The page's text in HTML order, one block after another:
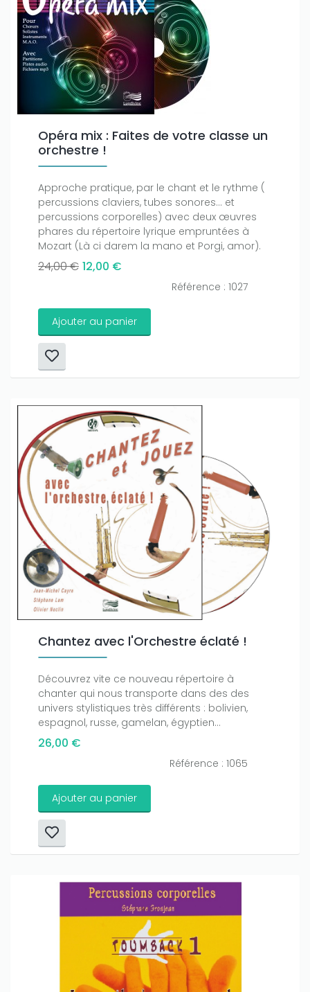
Opéra mix : Faites de votre classe un
orchestre !
Approche pratique, par le chant et le rythme (
percussions claviers, tubes sonores… et
percussions corporelles) avec deux œuvres
phares du répertoire lyrique empruntées à
Mozart (Là ci darem la mano et Porgi, amor).
24,00 € 12,00 €
Référence : 1027
Ajouter au panier
Chantez avec l'Orchestre éclaté !
Découvrez vite ce nouveau répertoire à
chanter qui nous transporte dans des des
univers stylistiques très différents : bolivien,
espagnol, russe, gamelan, égyptien...
26,00 €
Référence : 1065
Ajouter au panier